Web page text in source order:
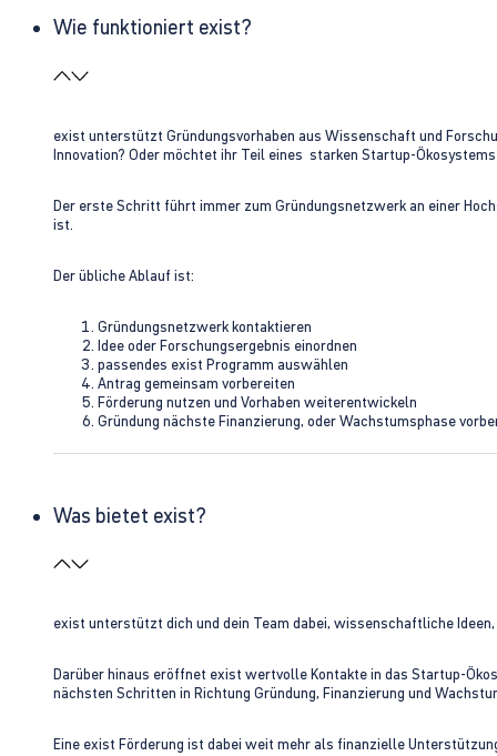
Wie funktioniert exist?
exist unterstützt Gründungsvorhaben aus Wissenschaft und
Innovation? Oder möchtet ihr Teil eines starken Startup-
Der erste Schritt führt immer zum Gründungsnetzwerk an einer
ist.
Der übliche Ablauf ist:
Gründungsnetzwerk kontaktieren
Idee oder Forschungsergebnis einordnen
passendes exist Programm auswählen
Antrag gemeinsam vorbereiten
Förderung nutzen und Vorhaben weiterentwickeln
Gründung nächste Finanzierung, oder Wachstumsphase
Was bietet exist?
exist unterstützt dich und dein Team dabei, wissenschaftliche
Darüber hinaus eröffnet exist wertvolle Kontakte in das Startup-
nächsten Schritten in Richtung Gründung, Finanzierung und
Eine exist Förderung ist dabei weit mehr als finanzielle